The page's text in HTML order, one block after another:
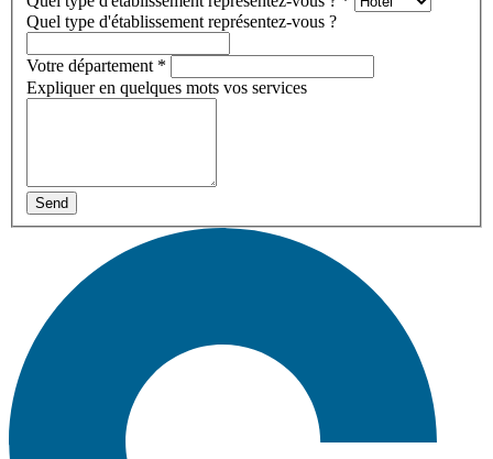
Quel type d'établissement représentez-vous ?
Votre département *
Expliquer en quelques mots vos services
Send